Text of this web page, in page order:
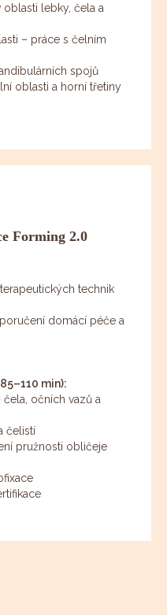
lebky, čela a
– práce s čelním
spojů
oblasti a horní třetiny
Forming 2.0
technik
domácí péče a
min):
očních vazů a
čelistí
pružnosti obličeje